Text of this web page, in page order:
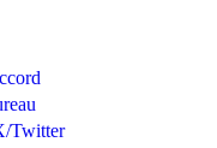
Twitter